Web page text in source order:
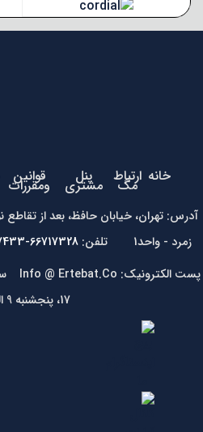
خانه ارتباط
مگ پنل
مشتری قوانین
ومقررات
زمرد - واحد1 تلفن:
66717328-66727433
17، پنجشنبه 9 الی 13